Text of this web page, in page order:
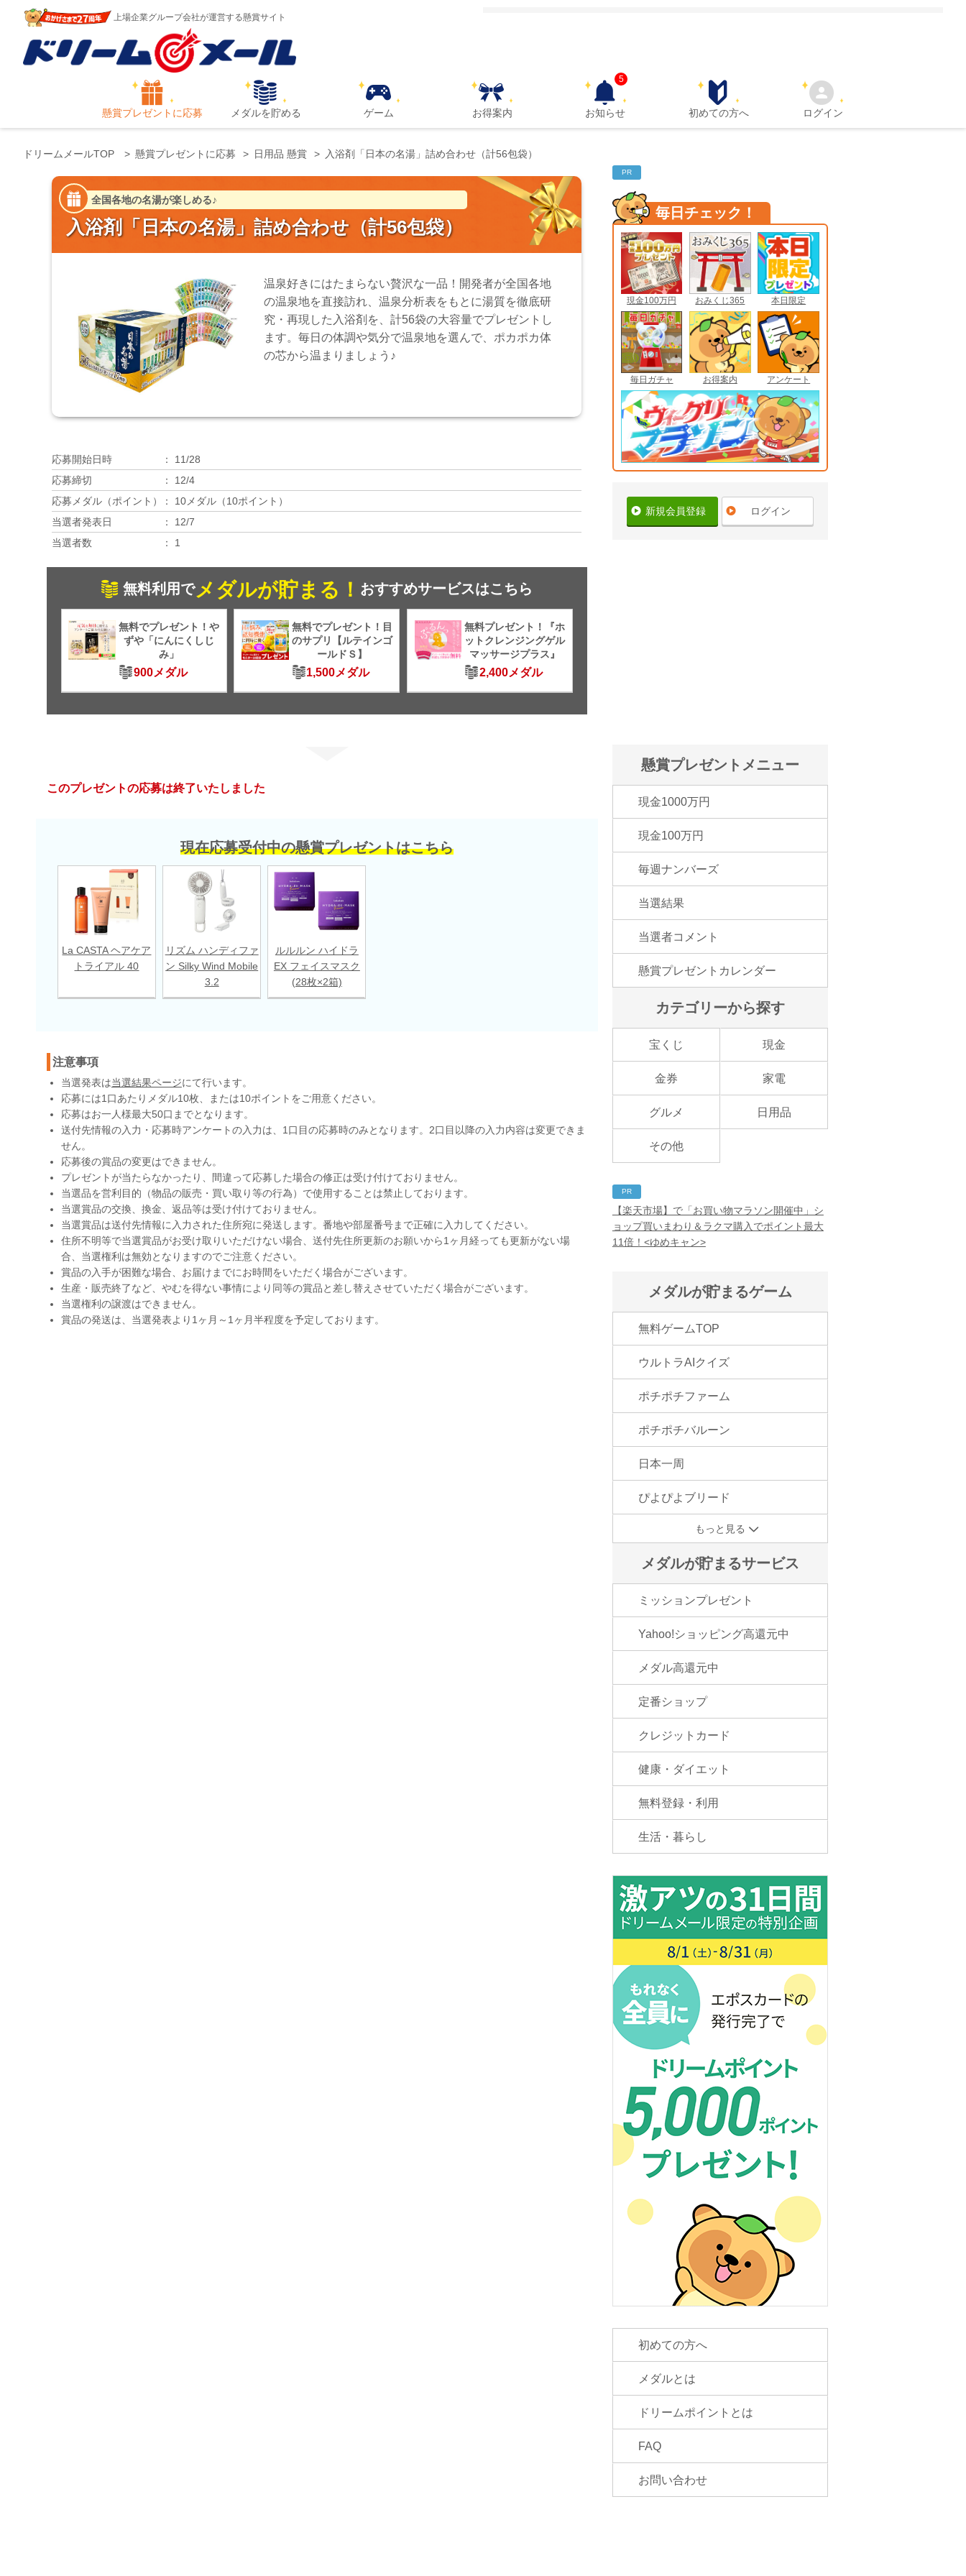
上場企業グループ会社が運営する懸賞サイト
懸賞プレゼントに応募 メダルを貯める ゲーム お得案内 お知らせ
5
初めての方へ ログイン
ドリームメールTOP 懸賞プレゼントに応募 日用品 懸賞 入浴剤「日本の名湯」詰め合わせ（計56包袋）
全国各地の名湯が楽しめる♪
入浴剤「日本の名湯」詰め合わせ（計56包袋）
温泉好きにはたまらない贅沢な一品！開発者が全国各地
の温泉地を直接訪れ、温泉分析表をもとに湯質を徹底研
究・再現した入浴剤を、計56袋の大容量でプレゼントし
ます。毎日の体調や気分で温泉地を選んで、ポカポカ体
の芯から温まりましょう♪
応募開始日時
11/28
応募締切
12/4
応募メダル（ポイント）
10メダル（10ポイント）
当選者発表日
12/7
当選者数
1
無料利用でメダルが貯まる！ おすすめサービスはこちら
無料でプレゼント！や
ずや「にんにくしじ
み」
900メダル
無料でプレゼント！目
のサプリ【ルテインゴ
ールドＳ】
1,500メダル
無料プレゼント！『ホ
ットクレンジングゲル
マッサージプラス』
2,400メダル
このプレゼントの応募は終了いたしました
現在応募受付中の懸賞プレゼントはこちら
La CASTA ヘアケア
トライアル 40
リズム ハンディファ
ン Silky Wind Mobile
3.2
ルルルン ハイドラ
EX フェイスマスク
(28枚×2箱)
注意事項
当選発表は当選結果ページにて行います。
応募には1口あたりメダル10枚、または10ポイントをご用意ください。
応募はお一人様最大50口までとなります。
送付先情報の入力・応募時アンケートの入力は、1口目の応募時のみとなります。2口目以降の入力内容は変更できま
せん。
応募後の賞品の変更はできません。
プレゼントが当たらなかったり、間違って応募した場合の修正は受け付けておりません。
当選品を営利目的（物品の販売・買い取り等の行為）で使用することは禁止しております。
当選賞品の交換、換金、返品等は受け付けておりません。
当選賞品は送付先情報に入力された住所宛に発送します。番地や部屋番号まで正確に入力してください。
住所不明等で当選賞品がお受け取りいただけない場合、送付先住所更新のお願いから1ヶ月経っても更新がない場
合、当選権利は無効となりますのでご注意ください。
賞品の入手が困難な場合、お届けまでにお時間をいただく場合がございます。
生産・販売終了など、やむを得ない事情により同等の賞品と差し替えさせていただく場合がございます。
当選権利の譲渡はできません。
賞品の発送は、当選発表より1ヶ月～1ヶ月半程度を予定しております。
PR
毎日チェック！
現金100万円 おみくじ365 本日限定
毎日ガチャ お得案内 アンケート
新規会員登録 ログイン
懸賞プレゼントメニュー
現金1000万円
現金100万円
毎週ナンバーズ
当選結果
当選者コメント
懸賞プレゼントカレンダー
カテゴリーから探す
宝くじ 現金
金券 家電
グルメ 日用品
その他
PR
【楽天市場】で「お買い物マラソン開催中」シ
ョップ買いまわり＆ラクマ購入でポイント最大
11倍！<ゆめキャン>
メダルが貯まるゲーム
無料ゲームTOP
ウルトラAIクイズ
ポチポチファーム
ポチポチバルーン
日本一周
ぴよぴよブリード
もっと見る
メダルが貯まるサービス
ミッションプレゼント
Yahoo!ショッピング高還元中
メダル高還元中
定番ショップ
クレジットカード
健康・ダイエット
無料登録・利用
生活・暮らし
初めての方へ
メダルとは
ドリームポイントとは
FAQ
お問い合わせ